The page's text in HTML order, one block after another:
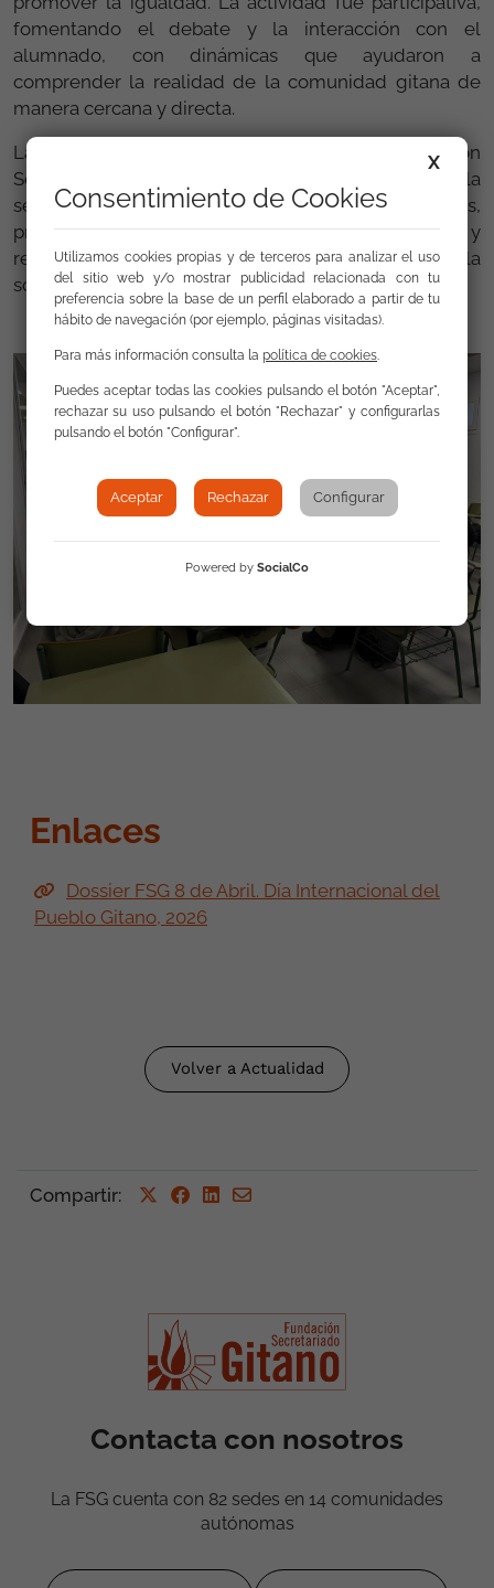
fomentando el debate y la interacción con el
alumnado, con dinámicas que ayudaron a
comprender la realidad de la comunidad gitana de
manera cercana y directa.
La charla refuerza el compromiso de la Fundación
Secretariado Gitano con la educación y la
sensibilización de las nuevas generaciones,
promoviendo valores de respeto, inclusión y
reconocimiento de la diversidad cultural en la
sociedad.
Enlaces
Dossier FSG 8 de Abril. Día Internacional del
Pueblo Gitano, 2026
Volver a Actualidad
Compartir:
Contacta con nosotros
La FSG cuenta con 82 sedes en 14 comunidades
autónomas
X
Consentimiento de Cookies
Utilizamos cookies propias y de terceros para analizar el uso
del sitio web y/o mostrar publicidad relacionada con tu
preferencia sobre la base de un perfil elaborado a partir de tu
hábito de navegación (por ejemplo, páginas visitadas).
Para más información consulta la política de cookies.
Puedes aceptar todas las cookies pulsando el botón "Aceptar",
rechazar su uso pulsando el botón "Rechazar" y configurarlas
pulsando el botón "Configurar".
Aceptar Rechazar Configurar
Powered by SocialCo